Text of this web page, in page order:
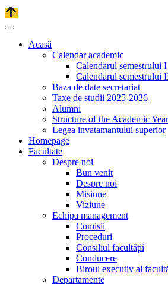
Acasă
Calendar academic
Calendarul semestrului I
Calendarul semestrului
Baza de date secretariat
Taxe de studii 2025-2026
Alumni
Structure of the Academic
Legea invatamantului superior
Homepage
Facultate
Despre noi
Bun venit
Despre noi
Misiune
Viziune
Echipa management
Comisii
Proceduri
Consiliul facultății
Conducere
Biroul executiv al
Departamente